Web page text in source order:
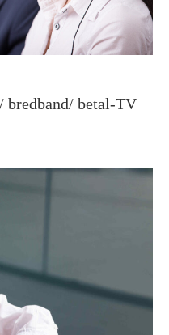
bredband/ betal-TV